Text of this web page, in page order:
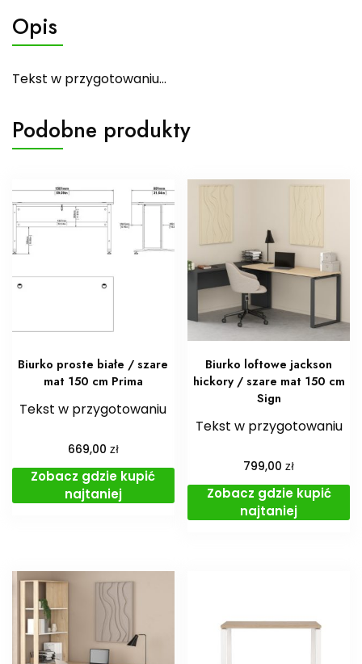
Opis
Tekst w przygotowaniu…
Podobne produkty
Biurko proste białe / szare
mat 150 cm Prima
Tekst w przygotowaniu
669,00 zł
Zobacz gdzie kupić
najtaniej
Biurko loftowe jackson
hickory / szare mat 150 cm
Sign
Tekst w przygotowaniu
799,00zł
Zobacz gdzie kupić
najtaniej